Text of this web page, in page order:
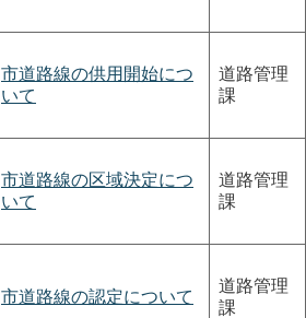
市道路線の供用開始につ
いて
道路管理
課
市道路線の区域決定につ
いて
道路管理
課
市道路線の認定について
道路管理
課